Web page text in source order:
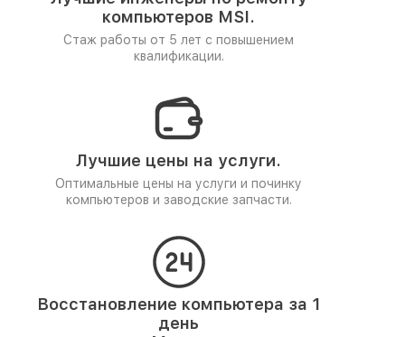
компьютеров MSI.
Стаж работы от 5 лет с повышением
квалификации.
Лучшие цены на услуги.
Оптимальные цены на услуги и починку
компьютеров и заводские запчасти.
Восстановление компьютера за 1
день